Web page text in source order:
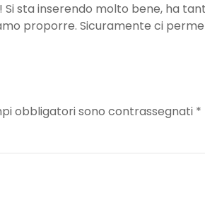
sta inserendo molto bene, ha
proporre. Sicuramente ci
obbligatori sono contrassegnati *